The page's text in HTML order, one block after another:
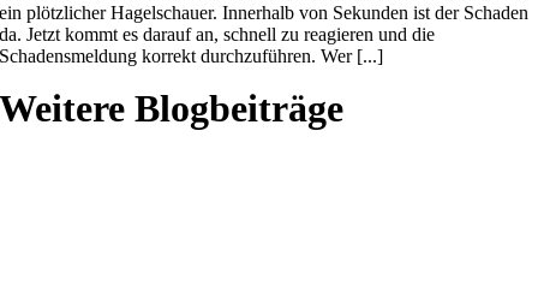
ein plötzlicher Hagelschauer. Innerhalb von Sekunden ist der Schaden
da. Jetzt kommt es darauf an, schnell zu reagieren und die
Schadensmeldung korrekt durchzuführen. Wer [...]
Weitere Blogbeiträge